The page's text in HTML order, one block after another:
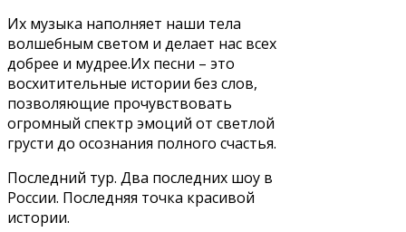
Их музыка наполняет наши тела
волшебным светом и делает нас всех
добрее и мудрее.Их песни – это
восхитительные истории без слов,
позволяющие прочувствовать
огромный спектр эмоций от светлой
грусти до осознания полного счастья.
Последний тур. Два последних шоу в
России. Последняя точка красивой
истории.